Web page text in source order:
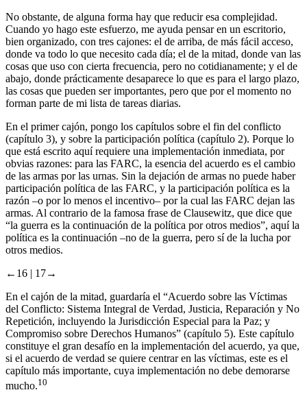
No obstante, de alguna forma hay que reducir esa complejidad.
Cuando yo hago este esfuerzo, me ayuda pensar en un escritorio,
bien organizado, con tres cajones: el de arriba, de más fácil acceso,
donde va todo lo que necesito cada día; el de la mitad, donde van las
cosas que uso con cierta frecuencia, pero no cotidianamente; y el de
abajo, donde prácticamente desaparece lo que es para el largo plazo,
las cosas que pueden ser importantes, pero que por el momento no
forman parte de mi lista de tareas diarias.
En el primer cajón, pongo los capítulos sobre el fin del conflicto
(capítulo 3), y sobre la participación política (capítulo 2). Porque lo
que está escrito aquí requiere una implementación inmediata, por
obvias razones: para las FARC, la esencia del acuerdo es el cambio
de las armas por las urnas. Sin la dejación de armas no puede haber
participación política de las FARC, y la participación política es la
razón –o por lo menos el incentivo– por la cual las FARC dejan las
armas. Al contrario de la famosa frase de Clausewitz, que dice que
“la guerra es la continuación de la política por otros medios”, aquí la
política es la continuación –no de la guerra, pero sí de la lucha por
otros medios.
←16 | 17→
En el cajón de la mitad, guardaría el “Acuerdo sobre las Víctimas
del Conflicto: Sistema Integral de Verdad, Justicia, Reparación y No
Repetición, incluyendo la Jurisdicción Especial para la Paz; y
Compromiso sobre Derechos Humanos” (capítulo 5). Este capítulo
constituye el gran desafío en la implementación del acuerdo, ya que,
si el acuerdo de verdad se quiere centrar en las víctimas, este es el
capítulo más importante, cuya implementación no debe demorarse
mucho.10